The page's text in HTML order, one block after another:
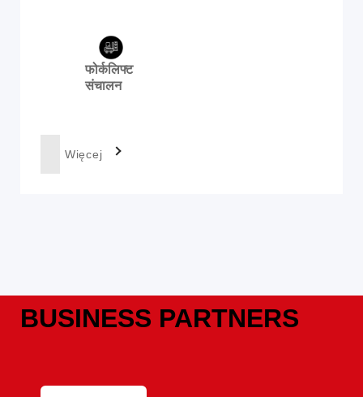
फोर्कलिफ्ट
संचालन
Więcej
BUSINESS PARTNERS